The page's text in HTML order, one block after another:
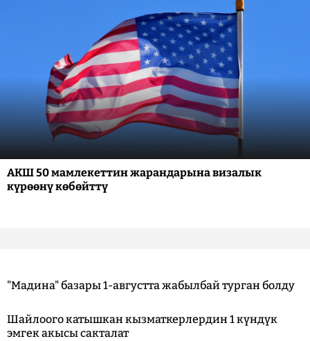
АКШ 50 мамлекеттин жарандарына визалык
күрөөнү көбөйттү
"Мадина" базары 1-августта жабылбай турган болду
Шайлоого катышкан кызматкерлердин 1 күндүк
эмгек акысы сакталат